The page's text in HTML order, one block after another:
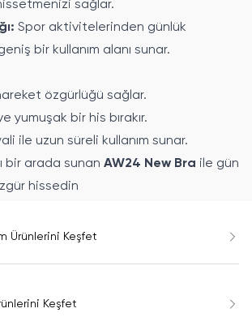
sağlar.
Spor aktivitelerinden günlük
bir kullanım alanı sunar.
özgürlüğü sağlar.
yumuşak bir his bırakır.
ile uzun süreli kullanım sunar.
bir arada sunan AW24 New Bra ile gün
hissedin
Ürünlerini Keşfet
Keşfet